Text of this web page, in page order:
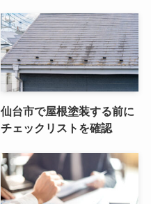
仙台市で屋根塗装する前に
チェックリストを確認